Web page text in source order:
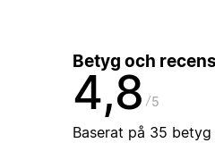
Betyg och
4,8 5
Baserat på 35 betyg